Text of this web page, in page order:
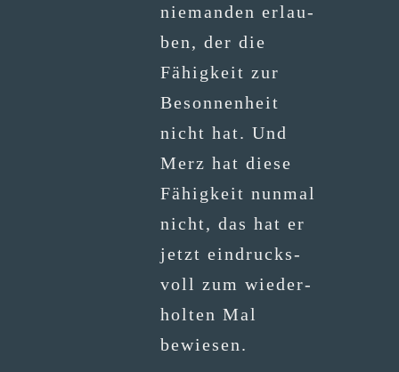
nie­man­den erlau­
ben, der die
Fähig­keit zur
Beson­nen­heit
nicht hat. Und
Merz hat die­se
Fähig­keit nun­mal
nicht, das hat er
jetzt ein­drucks­
voll zum wie­der­
hol­ten Mal
bewiesen.